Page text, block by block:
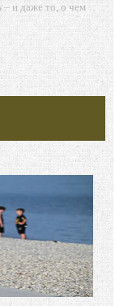
– и даже то, о чем
мыслями можно
работать над
той жизнью,
самолюбование.
пропустить его
того, кто его
их дают мне.